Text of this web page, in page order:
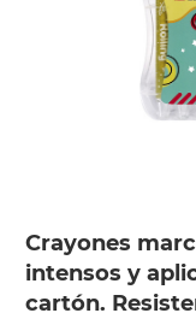
Crayones
intensos y
cartón.